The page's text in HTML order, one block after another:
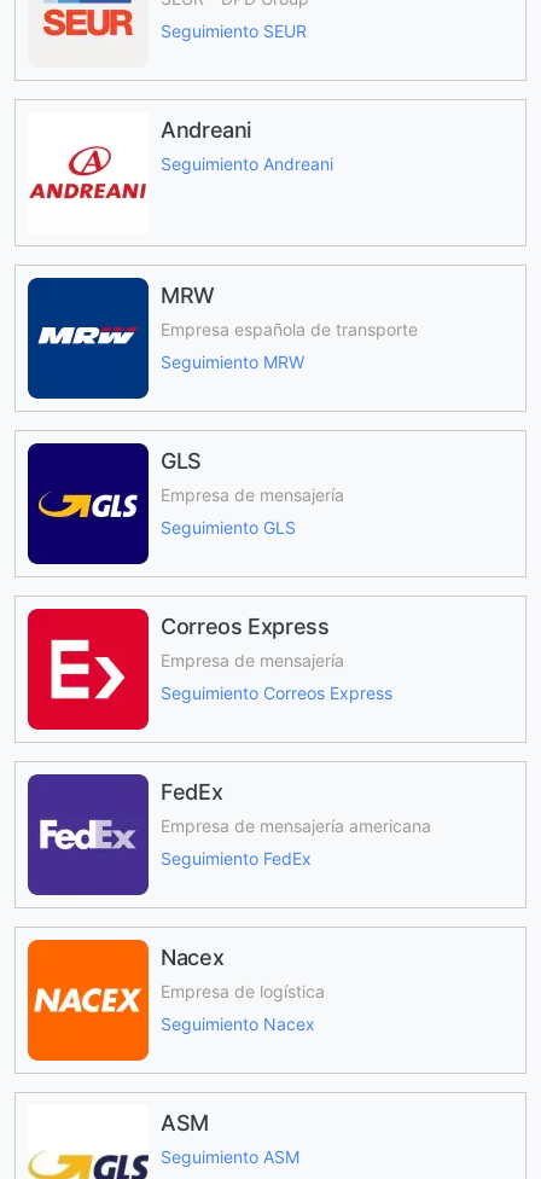
Seguimiento SEUR
Andreani
Seguimiento Andreani
MRW
Empresa española de transporte
Seguimiento MRW
GLS
Empresa de mensajería
Seguimiento GLS
Correos Express
Empresa de mensajería
Seguimiento Correos Express
FedEx
Empresa de mensajería americana
Seguimiento FedEx
Nacex
Empresa de logística
Seguimiento Nacex
ASM
Seguimiento ASM